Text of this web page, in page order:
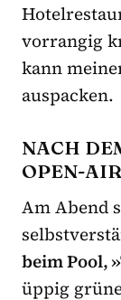
vorrangig
kann
auspacken.
NACH
OPEN-
Am Abend
beim Pool,
üppig